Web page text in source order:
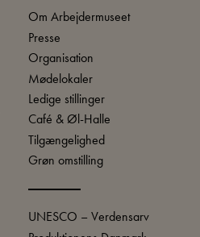
Om Arbejdermuseet
Presse
Organisation
Mødelokaler
Ledige stillinger
Café & Øl-Halle
Tilgængelighed
Grøn omstilling
UNESCO – Verdensarv